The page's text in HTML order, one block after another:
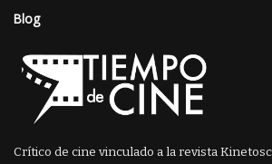
Blog
Crítico de cine vinculado a la revista